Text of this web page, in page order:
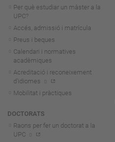
Per què estudiar un màster a la
UPC?
Accés, admissió i matrícula
Preus i beques
Calendari i normatives
acadèmiques
Acreditació i reconeixement
d'idiomes
Mobilitat i pràctiques
DOCTORATS
Raons per fer un doctorat a la
UPC